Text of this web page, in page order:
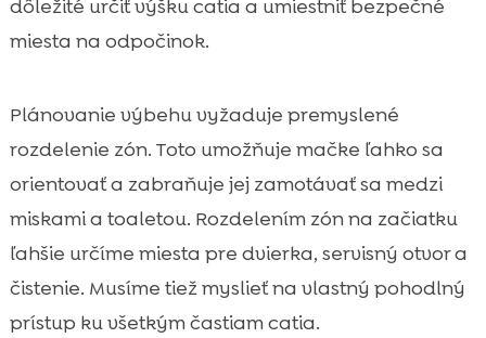
dôležité určiť výšku catia a umiestniť bezpečné
miesta na odpočinok.
Plánovanie výbehu vyžaduje premyslené
rozdelenie zón. Toto umožňuje mačke ľahko sa
orientovať a zabraňuje jej zamotávať sa medzi
miskami a toaletou. Rozdelením zón na začiatku
ľahšie určíme miesta pre dvierka, servisný otvor a
čistenie. Musíme tiež myslieť na vlastný pohodlný
prístup ku všetkým častiam catia.